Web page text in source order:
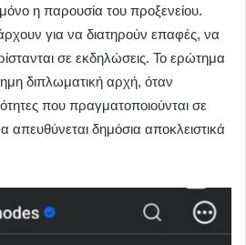
η παρουσία του προξενείου.
για να διατηρούν επαφές, να
σε εκδηλώσεις. Το ερώτημα
διπλωματική αρχή, όταν
που πραγματοποιούνται σε
απευθύνεται δημόσια αποκλειστικά